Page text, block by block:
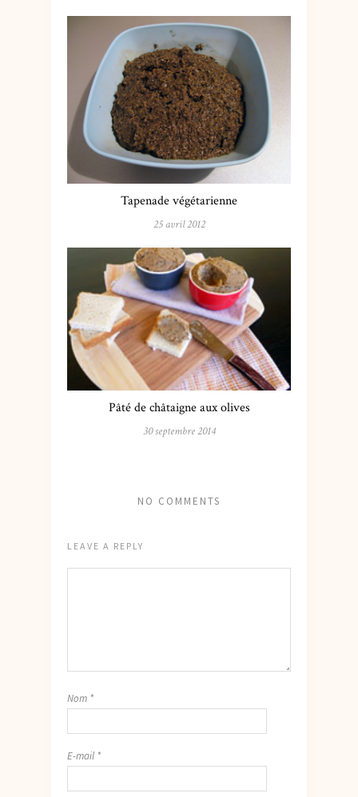
Tapenade végétarienne
25 avril 2012
Pâté de châtaigne aux olives
30 septembre 2014
NO COMMENTS
LEAVE A REPLY
Nom *
E-mail *